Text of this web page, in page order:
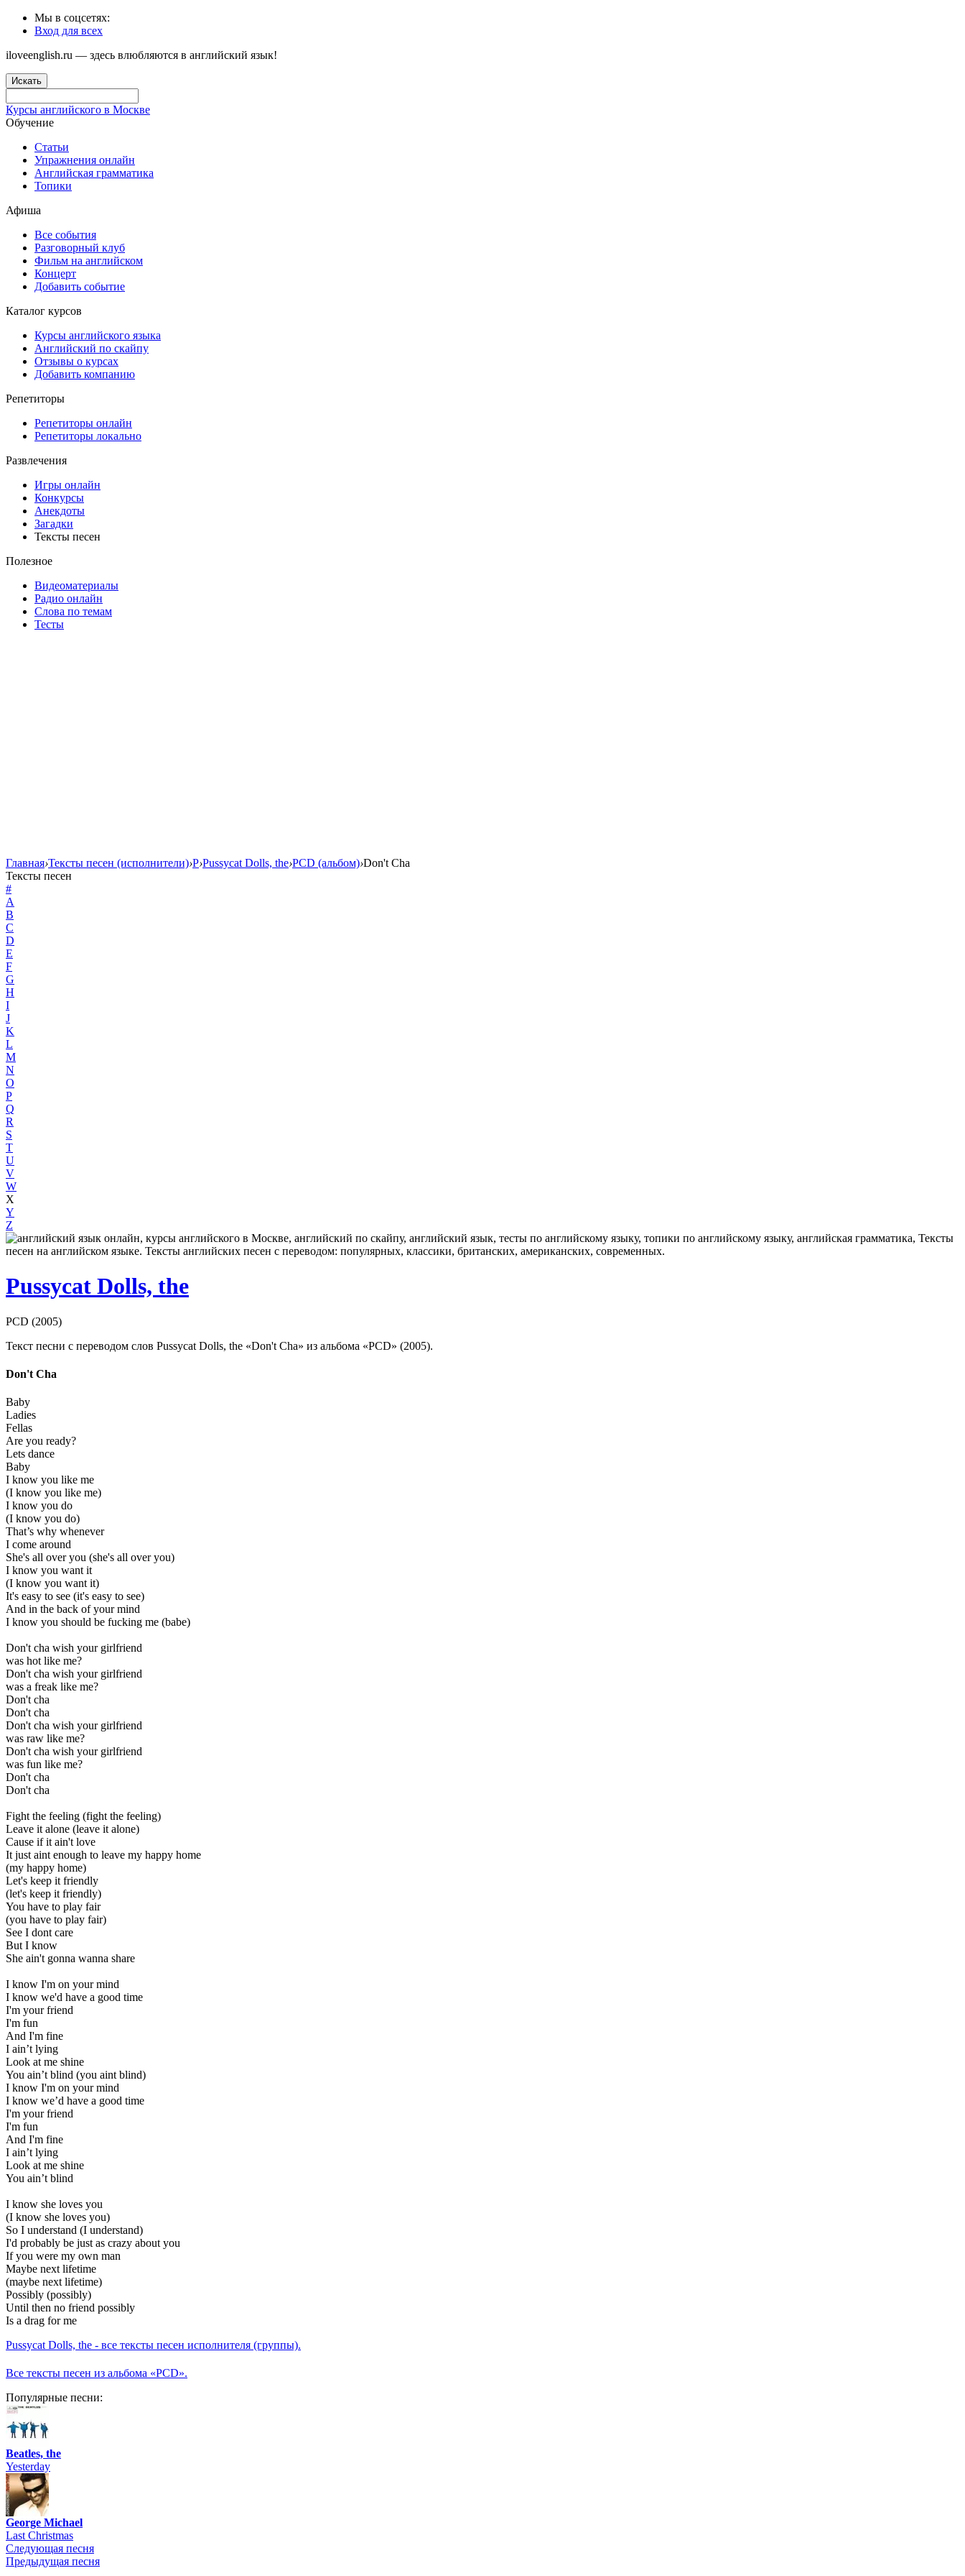
Мы в соцсетях:
Вход для всех
iloveenglish.ru — здесь влюбляются в английский язык!
Искать
Курсы английского в Москве
Обучение
Статьи
Упражнения онлайн
Английская грамматика
Топики
Афиша
Все события
Разговорный клуб
Фильм на английском
Концерт
Добавить событие
Каталог курсов
Курсы английского языка
Английский по скайпу
Отзывы о курсах
Добавить компанию
Репетиторы
Репетиторы онлайн
Репетиторы локально
Развлечения
Игры онлайн
Конкурсы
Анекдоты
Загадки
Тексты песен
Полезное
Видеоматериалы
Радио онлайн
Слова по темам
Тесты
Главная›Тексты песен (исполнители)›P›Pussycat Dolls, the›PCD (альбом)›Don't Cha
Тексты песен
#
A
B
C
D
E
F
G
H
I
J
K
L
M
N
O
P
Q
R
S
T
U
V
W
X
Y
Z
Pussycat Dolls, the
PCD (2005)
Текст песни с переводом слов Pussycat Dolls, the «Don't Cha» из альбома «PCD» (2005).
Don't Cha
Baby
Ladies
Fellas
Are you ready?
Lets dance
Baby
I know you like me
(I know you like me)
I know you do
(I know you do)
That’s why whenever
I come around
She's all over you (she's all over you)
I know you want it
(I know you want it)
It's easy to see (it's easy to see)
And in the back of your mind
I know you should be fucking me (babe)
Don't cha wish your girlfriend
was hot like me?
Don't cha wish your girlfriend
was a freak like me?
Don't cha
Don't cha
Don't cha wish your girlfriend
was raw like me?
Don't cha wish your girlfriend
was fun like me?
Don't cha
Don't cha
Fight the feeling (fight the feeling)
Leave it alone (leave it alone)
Cause if it ain't love
It just aint enough to leave my happy home
(my happy home)
Let's keep it friendly
(let's keep it friendly)
You have to play fair
(you have to play fair)
See I dont care
But I know
She ain't gonna wanna share
I know I'm on your mind
I know we'd have a good time
I'm your friend
I'm fun
And I'm fine
I ain’t lying
Look at me shine
You ain’t blind (you aint blind)
I know I'm on your mind
I know we’d have a good time
I'm your friend
I'm fun
And I'm fine
I ain’t lying
Look at me shine
You ain’t blind
I know she loves you
(I know she loves you)
So I understand (I understand)
I'd probably be just as crazy about you
If you were my own man
Maybe next lifetime
(maybe next lifetime)
Possibly (possibly)
Until then no friend possibly
Is a drag for me
Pussycat Dolls, the - все тексты песен исполнителя (группы).
Все тексты песен из альбома «PCD».
Популярные песни:
Beatles, the
Yesterday
George Michael
Last Christmas
Следующая песня
Предыдущая песня